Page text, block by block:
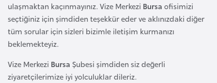
ulaşmaktan kaçınmayınız. Vize Merkezi Bursa ofisimizi
seçtiğiniz için şimdiden teşekkür eder ve aklınızdaki diğer
tüm sorular için sizleri bizimle iletişim kurmanızı
beklemekteyiz.
Vize Merkezi Bursa Şubesi şimdiden siz değerli
ziyaretçilerimize iyi yolculuklar dileriz.
C
e
z
a